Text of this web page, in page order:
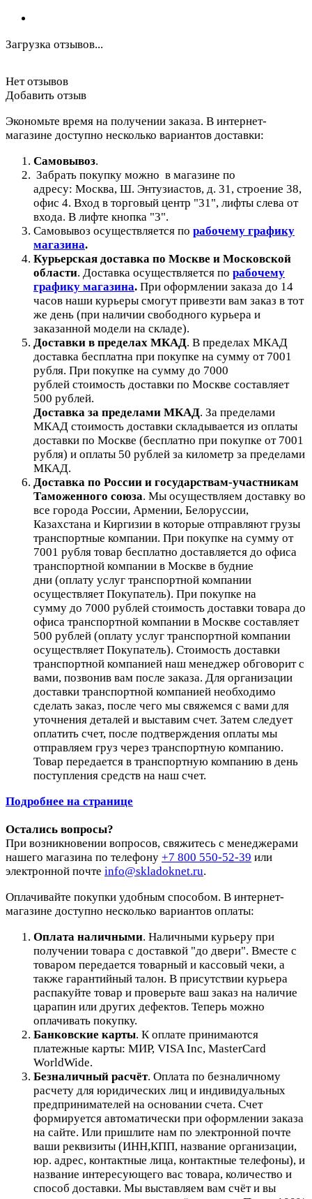
Загрузка отзывов...
Нет отзывов
Добавить отзыв
Экономьте время на получении заказа. В интернет-
магазине доступно несколько вариантов доставки:
Самовывоз.
Забрать покупку можно в магазине по
адресу: Москва, Ш. Энтузиастов, д. 31, строение 38,
офис 4. Вход в торговый центр "31", лифты слева от
входа. В лифте кнопка "3".
Самовывоз осуществляется по рабочему графику
магазина.
Курьерская доставка по Москве и Московской
области. Доставка осуществляется по рабочему
графику магазина. При оформлении заказа до 14
часов наши курьеры смогут привезти вам заказ в тот
же день (при наличии свободного курьера и
заказанной модели на складе).
Доставки в пределах МКАД. В пределах МКАД
доставка бесплатна при покупке на сумму от 7001
рубля. При покупке на сумму до 7000
рублей стоимость доставки по Москве составляет
500 рублей.
Доставка за пределами МКАД. За пределами
МКАД стоимость доставки складывается из оплаты
доставки по Москве (бесплатно при покупке от 7001
рубля) и оплаты 50 рублей за километр за пределами
МКАД.
Доставка по России и государствам-участникам
Таможенного союза. Мы осуществляем доставку во
все города России, Армении, Белоруссии,
Казахстана и Киргизии в которые отправляют грузы
транспортные компании. При покупке на сумму от
7001 рубля товар бесплатно доставляется до офиса
транспортной компании в Москве в будние
дни (оплату услуг транспортной компании
осуществляет Покупатель). При покупке на
сумму до 7000 рублей стоимость доставки товара до
офиса транспортной компании в Москве составляет
500 рублей (оплату услуг транспортной компании
осуществляет Покупатель). Стоимость доставки
транспортной компанией наш менеджер обговорит с
вами, позвонив вам после заказа. Для организации
доставки транспортной компанией необходимо
сделать заказ, после чего мы свяжемся с вами для
уточнения деталей и выставим счет. Затем следует
оплатить счет, после подтверждения оплаты мы
отправляем груз через транспортную компанию.
Товар передается в транспортную компанию в день
поступления средств на наш счет.
Подробнее на странице
Остались вопросы?
При возникновении вопросов, свяжитесь с менеджерами
нашего магазина по телефону +7 800 550-52-39 или
электронной почте info@skladoknet.ru.
Оплачивайте покупки удобным способом. В интернет-
магазине доступно несколько вариантов оплаты:
Оплата наличными. Наличными курьеру при
получении товара с доставкой "до двери". Вместе с
товаром передается товарный и кассовый чеки, а
также гарантийный талон. В присутствии курьера
распакуйте товар и проверьте ваш заказ на наличие
царапин или других дефектов. Теперь можно
оплачивать покупку.
Банковские карты. К оплате принимаются
платежные карты: МИР, VISA Inc, MasterCard
WorldWide.
Безналичный расчёт. Оплата по безналичному
расчету для юридических лиц и индивидуальных
предпринимателей на основании счета. Счет
формируется автоматически при оформлении заказа
на сайте. Или пришлите нам по электронной почте
ваши реквизиты (ИНН,КПП, название организации,
юр. адрес, контактные лица, контактные телефоны), и
название интересующего вас товара, количество и
способ доставки. Мы выставляем вам счёт и вы